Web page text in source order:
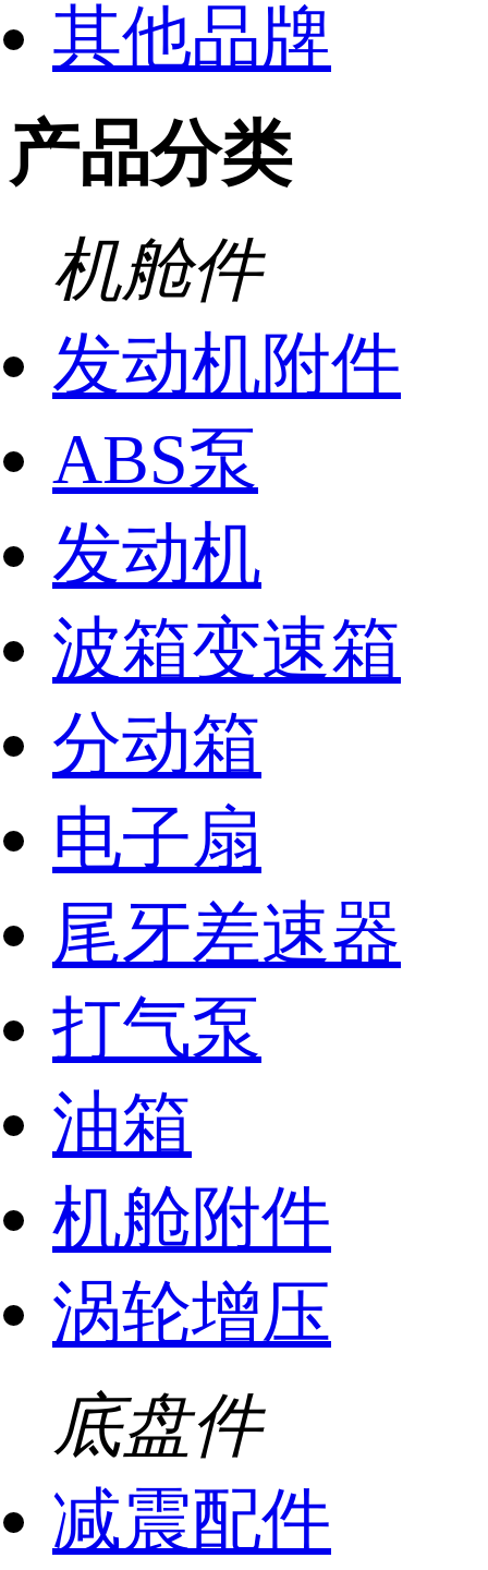
其他品牌
产品分类
机舱件
发动机附件
ABS泵
发动机
波箱变速箱
分动箱
电子扇
尾牙差速器
打气泵
油箱
机舱附件
涡轮增压
底盘件
减震配件